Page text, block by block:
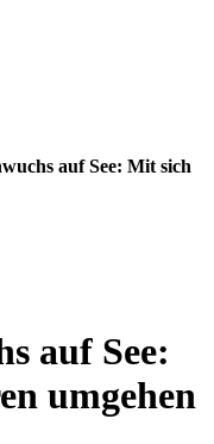
auf See: Mit sich
auf See:
umgehen